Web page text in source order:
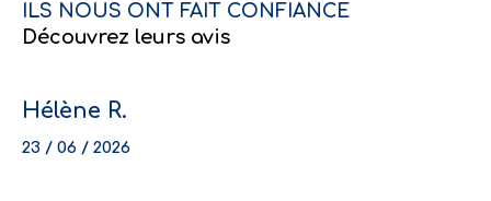
ILS NOUS ONT FAIT CONFIANCE
Découvrez leurs avis
Hélène R.
23 / 06 / 2026